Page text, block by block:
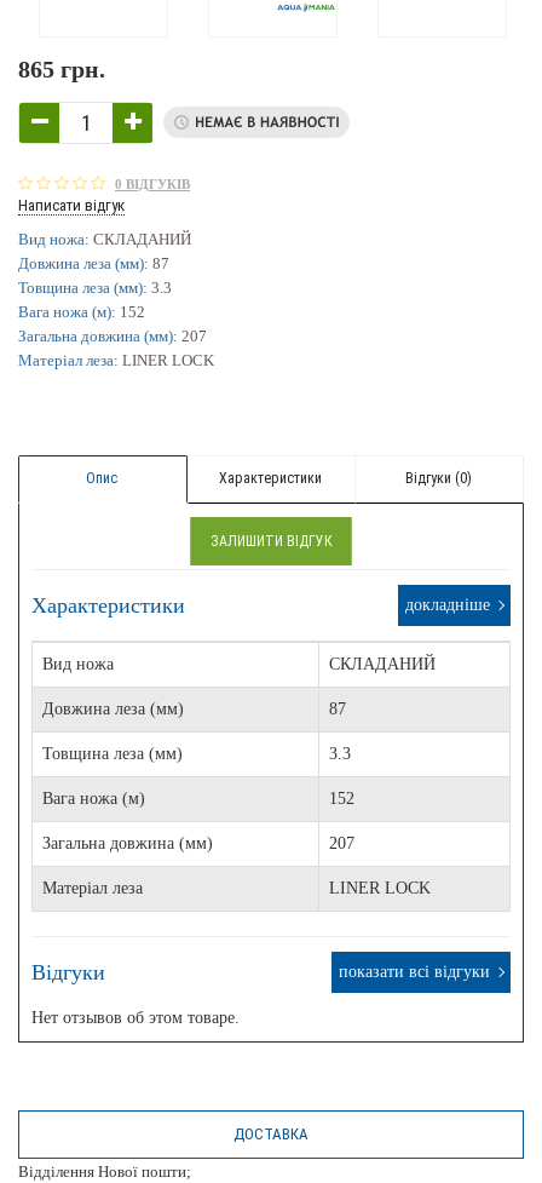
865 грн.
0 ВІДГУКІВ
Написати відгук
Вид ножа: СКЛАДАНИЙ
Довжина леза (мм): 87
Товщина леза (мм): 3.3
Вага ножа (м): 152
Загальна довжина (мм): 207
Матеріал леза: LINER LOCK
ЗАЛИШИТИ ВІДГУК
Опис Характеристики Відгуки (0)
Характеристики докладніше
Вид ножа СКЛАДАНИЙ
Довжина леза (мм) 87
Товщина леза (мм) 3.3
Вага ножа (м) 152
Загальна довжина (мм) 207
Матеріал леза LINER LOCK
Відгуки показати всі відгуки
Нет отзывов об этом товаре.
ДОСТАВКА
Відділення Нової пошти;